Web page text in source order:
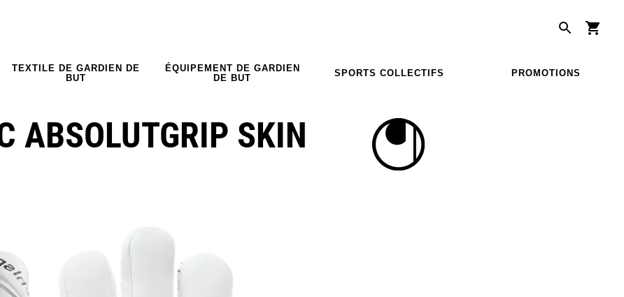
TEXTILE DE GARDIEN DE
BUT
ÉQUIPEMENT DE GARDIEN
DE BUT
SPORTS COLLECTIFS PROMOTIONS
ABSOLUTGRIP SKIN